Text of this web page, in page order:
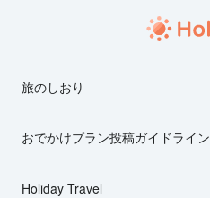
旅のしおり
おでかけプラン投稿ガイドライン
Holiday Travel